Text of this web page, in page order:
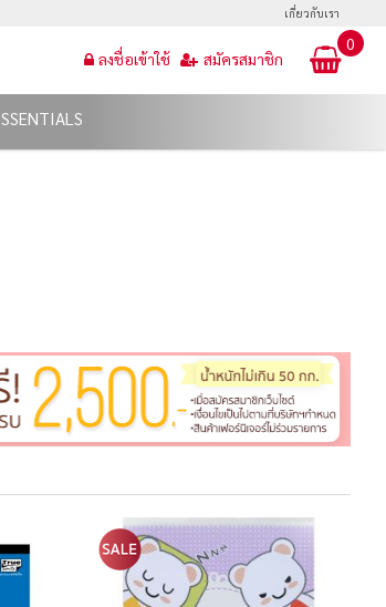
เกี่ยวกับเรา
0
ลงชื่อเข้าใช้ สมัครสมาชิก